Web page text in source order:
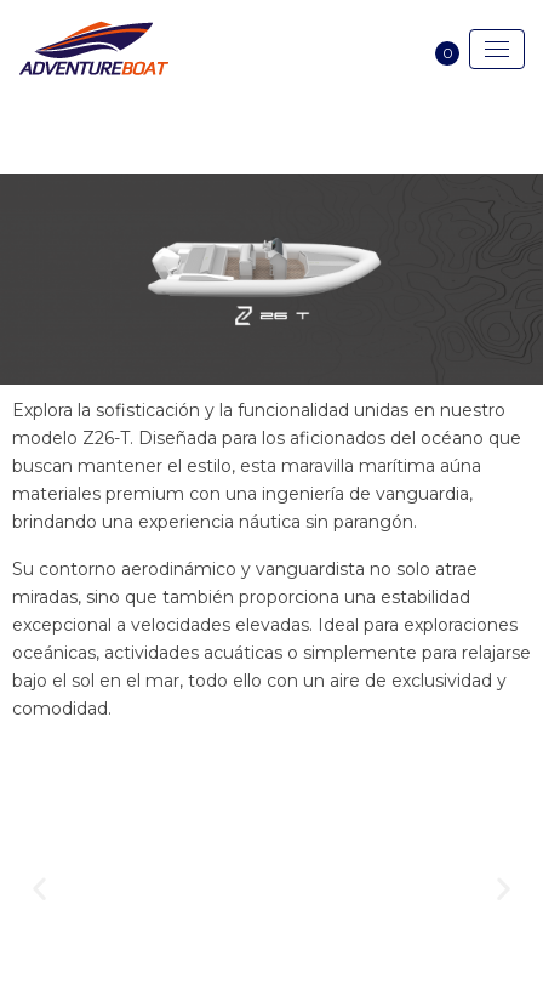
0
Explora la sofisticación y la funcionalidad unidas en nuestro
modelo Z26-T. Diseñada para los aficionados del océano que
buscan mantener el estilo, esta maravilla marítima aúna
materiales premium con una ingeniería de vanguardia,
brindando una experiencia náutica sin parangón.
Su contorno aerodinámico y vanguardista no solo atrae
miradas, sino que también proporciona una estabilidad
excepcional a velocidades elevadas. Ideal para exploraciones
oceánicas, actividades acuáticas o simplemente para relajarse
bajo el sol en el mar, todo ello con un aire de exclusividad y
comodidad.